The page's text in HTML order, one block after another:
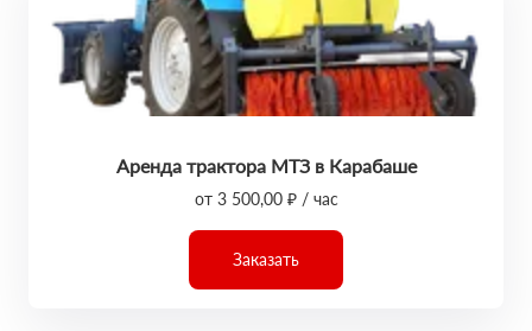
Аренда трактора МТЗ в Карабаше
от 3 500,00 ₽ / час
Заказать